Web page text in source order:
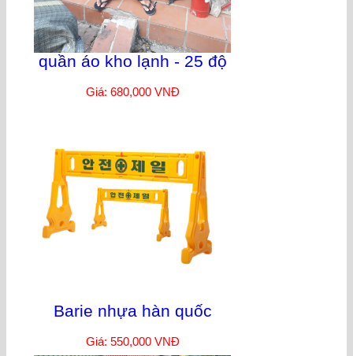
quần áo kho lạnh - 25 độ
Giá: 680,000 VNĐ
Barie nhựa hàn quốc
Giá: 550,000 VNĐ